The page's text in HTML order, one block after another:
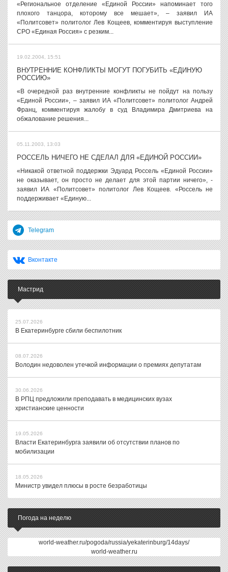
«Региональное отделение «Единой России» напоминает того
плохого танцора, которому все мешает», – заявил ИА
«Политсовет» политолог Лев Кощеев, комментируя выступление
СРО «Единая Россия» с резким...
19.02.2004, 15:51
ВНУТРЕННИЕ КОНФЛИКТЫ МОГУТ ПОГУБИТЬ «ЕДИНУЮ
РОССИЮ»
«В очередной раз внутренние конфликты не пойдут на пользу
«Единой России», – заявил ИА «Политсовет» политолог Андрей
Франц, комментируя жалобу в суд Владимира Дмитриева на
обжалование решения...
05.11.2003, 13:03
РОССЕЛЬ НИЧЕГО НЕ СДЕЛАЛ ДЛЯ «ЕДИНОЙ РОССИИ»
«Никакой ответной поддержки Эдуард Россель «Единой России»
не оказывает, он просто не делает для этой партии ничего», -
заявил ИА «Политсовет» политолог Лев Кощеев. «Россель не
поддерживает «Единую...
Telegram
Вконтакте
Мастрид
25.07.2026
В Екатеринбурге сбили беспилотник
08.07.2026
Володин недоволен утечкой информации о премиях депутатам
30.06.2026
В РПЦ предложили преподавать в медицинских вузах
христианские ценности
19.05.2026
Власти Екатеринбурга заявили об отсутствии планов по
мобилизации
18.05.2026
Министр увидел плюсы в росте безработицы
Погода на неделю
world-weather.ru/pogoda/russia/yekaterinburg/14days/
world-weather.ru